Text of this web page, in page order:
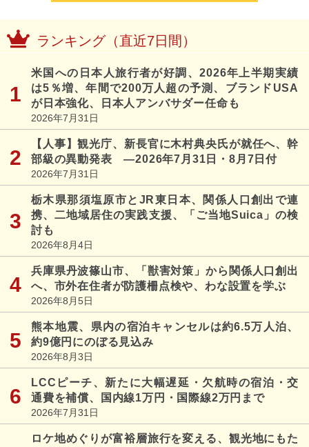
ランキング（直近7日間）
米国への日本人旅行者が好調、2026年上半期実績
は5％増、年間で200万人超の予測、ブランドUSA
が日本強化、日本人アンバサダー任命も
2026年7月31日
【人事】観光庁、新長官に木村典央氏が就任へ、幹
部級の異動発表 ―2026年7月31日・8月7日付
2026年7月31日
栃木県那須塩原市とJR東日本、関係人口創出で連
携、二地域居住の実践支援、「ご当地Suica」の検
討も
2026年8月4日
兵庫県丹波篠山市、「獣害対策」から関係人口創出
へ、市外在住者が防護柵点検や、わな設置を学ぶ
2026年8月5日
熊本地震、県内の宿泊キャンセルは約6.5万人泊、
約9億円にのぼる見込み
2026年8月3日
LCCピーチ、新たに大幅遅延・欠航時の宿泊・交
通費を補償、国内線1万円・国際線2万円まで
2026年7月31日
ロケ地めぐりが富裕層旅行を変える、観光地にもた